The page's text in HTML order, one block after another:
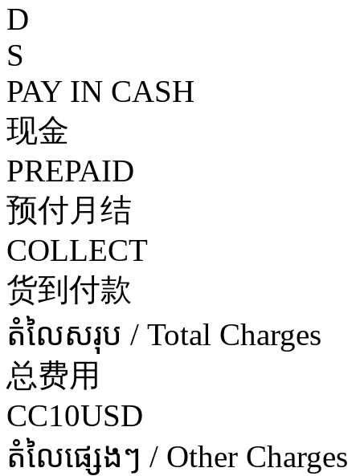
D
S
PAY IN CASH
现金
PREPAID
预付月结
COLLECT
货到付款
តំលៃសរុប / Total Charges
总费用
CC10USD
តំលៃផ្សេងៗ / Other Charges